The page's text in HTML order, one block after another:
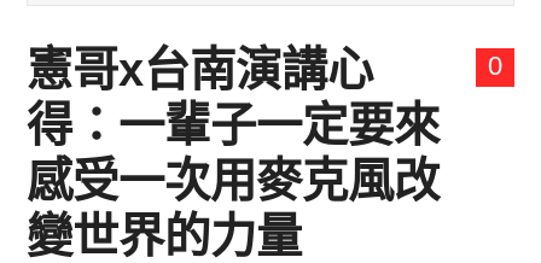
育兒知識集
環遊世界行
直上雲霄去
0
憲哥x台南演講心
得：一輩子一定要來
感受一次用麥克風改
變世界的力量